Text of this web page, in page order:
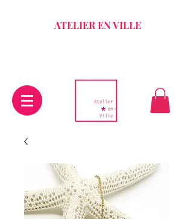
ATELIER EN VILLE